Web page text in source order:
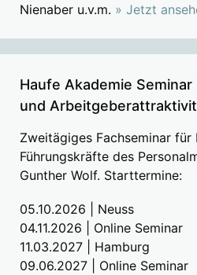
Nienaber u.v.m. » Jetzt
Haufe Akademie
und
Zweitägiges Fachseminar für
Führungskräfte des
Gunther Wolf. Starttermine:
05.10.2026 | Neuss
04.11.2026 | Online Seminar
11.03.2027 | Hamburg
09.06.2027 | Online Seminar